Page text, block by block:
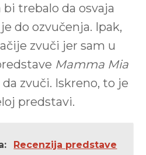
trebalo da osvaja
do ozvučenja. Ipak,
zvuči jer sam u
Mamma Mia
zvuči. Iskreno, to je
predstavi.
Recenzija predstave